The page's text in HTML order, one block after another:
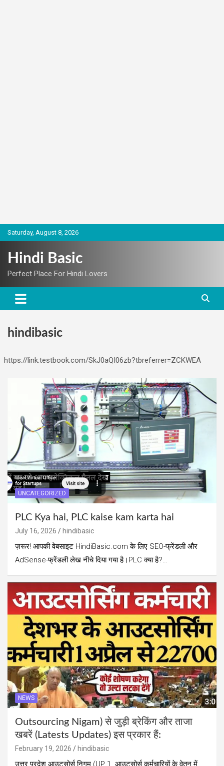
Skip
to
content
Saturday, August 8, 2026
Hindi Basic
Perfect Place For Hindi Lovers
hindibasic
https://link.testbook.com/SkJ0aQI06zb?tbreferrer=ZCKWEA
UNCATEGORIZED
PLC Kya hai, PLC kaise kam karta hai
July 16, 2026 hindibasic
ज़रूर! आपकी वेबसाइट HindiBasic.com के लिए SEO-फ्रेंडली और
AdSense-फ्रेंडली लेख नीचे दिया गया है।PLC क्या है?…
NEWS
Outsourcing Nigam) से जुड़ी ब्रेकिंग और ताजा
खबरें (Latests Updates) इस प्रकार हैं:
February 19, 2026 hindibasic
उत्तर प्रदेश आउटसोर्स निगम (UP 1. आउटसोर्स कर्मचारियों के वेतन में